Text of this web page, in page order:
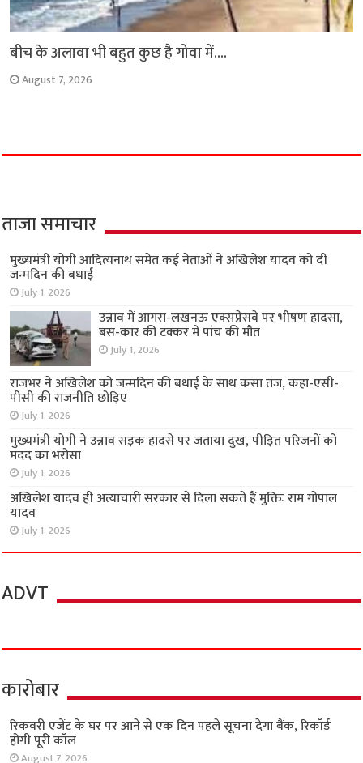
बीच के अलावा भी बहुत कुछ है गोवा में….
August 7, 2026
ताजा समाचार
मुख्यमंत्री योगी आदित्यनाथ समेत कई नेताओं ने अखिलेश यादव को दी
जन्मदिन की बधाई
July 1, 2026
उन्नाव में आगरा-लखनऊ एक्सप्रेसवे पर भीषण हादसा,
बस-कार की टक्कर में पांच की मौत
July 1, 2026
राजभर ने अखिलेश को जन्मदिन की बधाई के साथ कसा तंज, कहा-एसी-
पीसी की राजनीति छोड़िए
July 1, 2026
मुख्यमंत्री योगी ने उन्नाव सड़क हादसे पर जताया दुख, पीड़ित परिजनों को
मदद का भरोसा
July 1, 2026
अखिलेश यादव ही अत्याचारी सरकार से दिला सकते हैं मुक्तिः राम गोपाल
यादव
July 1, 2026
ADVT
कारोबार
रिकवरी एजेंट के घर पर आने से एक दिन पहले सूचना देगा बैंक, रिकॉर्ड
होगी पूरी कॉल
August 7, 2026